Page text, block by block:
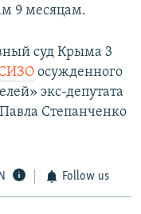
9 месяцам.
суд Крыма 3
СИЗО осужденного
экс-депутата
Степанченко
Follow us